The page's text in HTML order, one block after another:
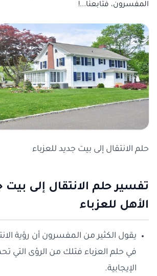
المفسرون، فتابعنا...!
حلم الانتقال إلى بيت جديد للعزباء
تفسير حلم الانتقال إلى
الأهل للعزباء
يقول الكثير من المفسرون أن رؤية
في حلم العزباء فتلك من الرؤى التي
الإيجابية.